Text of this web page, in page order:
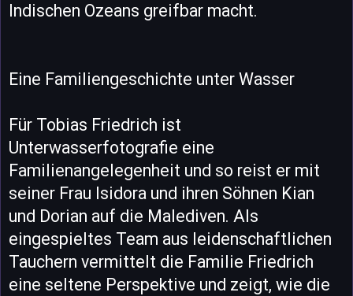
Indischen Ozeans greifbar macht.
Eine Familiengeschichte unter Wasser
Für Tobias Friedrich ist
Unterwasserfotografie eine
Familienangelegenheit und so reist er mit
seiner Frau Isidora und ihren Söhnen Kian
und Dorian auf die Malediven. Als
eingespieltes Team aus leidenschaftlichen
Tauchern vermittelt die Familie Friedrich
eine seltene Perspektive und zeigt, wie die